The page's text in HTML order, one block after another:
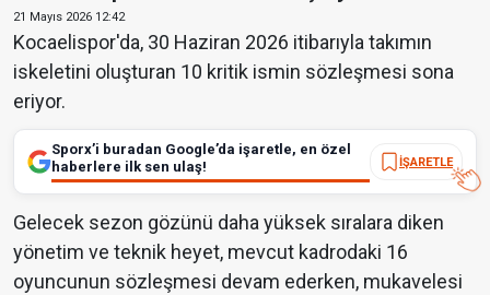
21 Mayıs 2026 12:42
Kocaelispor'da, 30 Haziran 2026 itibarıyla takımın
iskeletini oluşturan 10 kritik ismin sözleşmesi sona
eriyor.
Sporx’i buradan Google’da işaretle, en özel
haberlere ilk sen ulaş!
İŞARETLE
Gelecek sezon gözünü daha yüksek sıralara diken
yönetim ve teknik heyet, mevcut kadrodaki 16
oyuncunun sözleşmesi devam ederken, mukavelesi